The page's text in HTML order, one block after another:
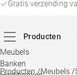
Gratis verzending
Producten
Meubels
Banken
Producten/Meubels /